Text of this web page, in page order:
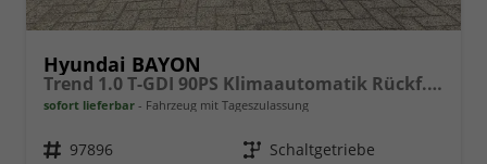
Hyundai BAYON
Trend 1.0 T-GDI 90PS Klimaautomatik Rückf.Kamera Parksensoren Sitzheizung Lenkradheizung Bluetooth Touchscreen Tempomat Apple CarPlay + Android Auto 16"LM
sofort lieferbar Fahrzeug mit Tageszulassung
Fahrzeugnr. 97896 Getriebe Schaltgetriebe